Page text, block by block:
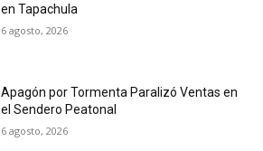
en Tapachula
6 agosto, 2026
Apagón por Tormenta Paralizó Ventas en
el Sendero Peatonal
6 agosto, 2026